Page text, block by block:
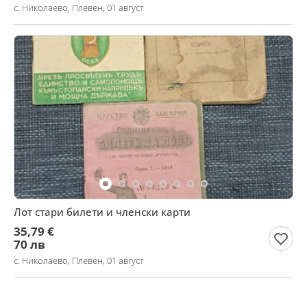
с. Николаево, Плевен, 01 август
Лот стари билети и членски карти
35,79 €
70 лв
с. Николаево, Плевен, 01 август